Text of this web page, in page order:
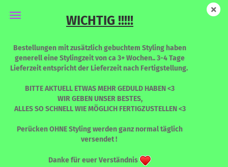
WICHTIG !!!!!
Bestellungen mit zusätzlich gebuchtem Styling haben
generell eine Stylingzeit von ca 3+ Wochen.. 3-4 Tage
Lieferzeit entspricht der Lieferzeit nach Fertigstellung.
BITTE AKTUELL ETWAS MEHR GEDULD HABEN <3
WIR GEBEN UNSER BESTES,
ALLES SO SCHNELL WIE MÖGLICH FERTIGZUSTELLEN <3
Perücken OHNE Styling werden ganz normal täglich
versendet !
Danke für euer Verständnis
Vicky - SteelBlonde